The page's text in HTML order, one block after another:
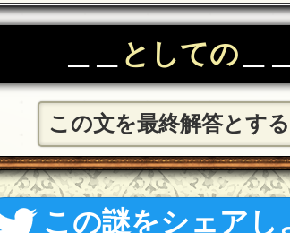
としての
この文を最終解答とする
この謎をシェアし